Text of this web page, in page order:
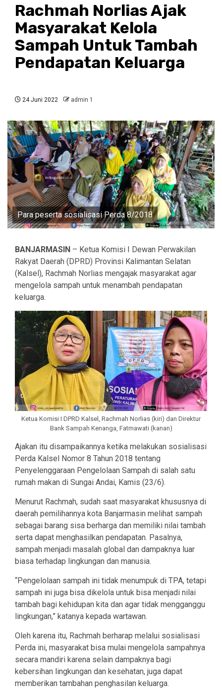
Rachmah Norlias Ajak
Masyarakat Kelola
Sampah Untuk Tambah
Pendapatan Keluarga
24 Juni 2022 admin 1
Para peserta sosialisasi Perda 8/2018
BANJARMASIN – Ketua Komisi I Dewan Perwakilan
Rakyat Daerah (DPRD) Provinsi Kalimantan Selatan
(Kalsel), Rachmah Norlias mengajak masyarakat agar
mengelola sampah untuk menambah pendapatan
keluarga.
Ketua Komisi I DPRD Kalsel, Rachmah Norlias (kiri) dan Direktur
Bank Sampah Kenanga, Fatmawati (kanan)
Ajakan itu disampaikannya ketika melakukan sosialisasi
Perda Kalsel Nomor 8 Tahun 2018 tentang
Penyelenggaraan Pengelolaan Sampah di salah satu
rumah makan di Sungai Andai, Kamis (23/6).
Menurut Rachmah, sudah saat masyarakat khususnya di
daerah pemilihannya kota Banjarmasin melihat sampah
sebagai barang sisa berharga dan memiliki nilai tambah
serta dapat menghasilkan pendapatan. Pasalnya,
sampah menjadi masalah global dan dampaknya luar
biasa terhadap lingkungan dan manusia.
“Pengelolaan sampah ini tidak menumpuk di TPA, tetapi
sampah ini juga bisa dikelola untuk bisa menjadi nilai
tambah bagi kehidupan kita dan agar tidak mengganggu
lingkungan,” katanya kepada wartawan.
Oleh karena itu, Rachmah berharap melalui sosialisasi
Perda ini, masyarakat bisa mulai mengelola sampahnya
secara mandiri karena selain dampaknya bagi
kebersihan lingkungan dan kesehatan, juga dapat
memberikan tambahan penghasilan keluarga.